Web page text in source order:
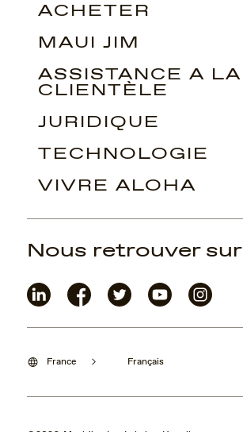
ACHETER
MAUI JIM
ASSISTANCE À LA
CLIENTÈLE
JURIDIQUE
TECHNOLOGIE
VIVRE ALOHA
France Français
Nous retrouver sur